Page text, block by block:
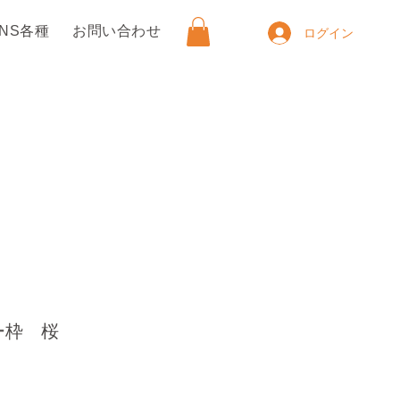
各種 お問い合わせ ログイン
枠 桜